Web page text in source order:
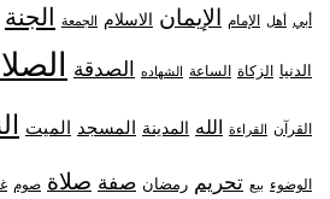
أبي أهل الإمام الإيمان الاسلام الجمعة الجنة
الدنيا الزكاة الساعة الشهاده الصدقة
القرآن القراءة الله المدينة المسجد الميت
الوضوء بيع تحريم رمضان صفة صلاة صوم